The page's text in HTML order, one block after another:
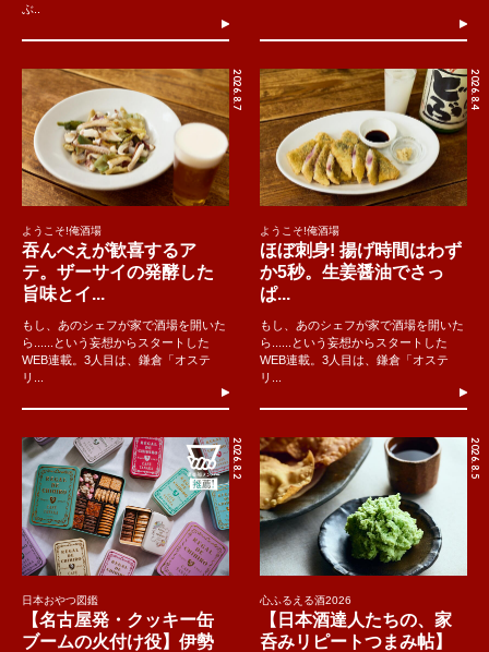
ぶ..
2026.8.7
ようこそ!俺酒場
吞んべえが歓喜するア
テ。ザーサイの発酵した
旨味とイ...
もし、あのシェフが家で酒場を開いた
ら......という妄想からスタートした
WEB連載。3人目は、鎌倉「オステ
リ...
2026.8.4
ようこそ!俺酒場
ほぼ刺身! 揚げ時間はわず
か5秒。生姜醤油でさっ
ぱ...
もし、あのシェフが家で酒場を開いた
ら......という妄想からスタートした
WEB連載。3人目は、鎌倉「オステ
リ...
2026.8.2
日本おやつ図鑑
【名古屋発・クッキー缶
ブームの火付け役】伊勢
2026.8.5
心ふるえる酒2026
【日本酒達人たちの、家
呑みリピートつまみ帖】